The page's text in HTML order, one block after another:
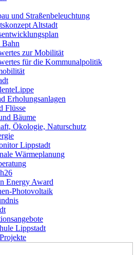
und Straßenbeleuchtung
Altstadt
Bahn
zur Mobilität
für die Kommunalpolitik
Erholungsanlagen
Flüsse
Bäume
Ökologie, Naturschutz
Lippstadt
Wärmeplanung
Energy Award
Photovoltaik
Lippstadt